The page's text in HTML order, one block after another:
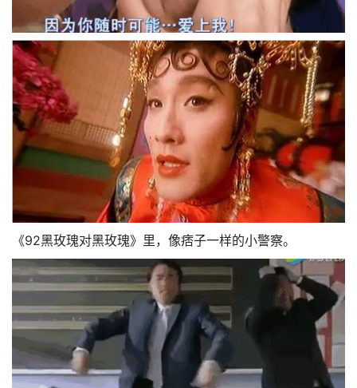
《92黑玫瑰对黑玫瑰》里，像痞子一样的小警察。